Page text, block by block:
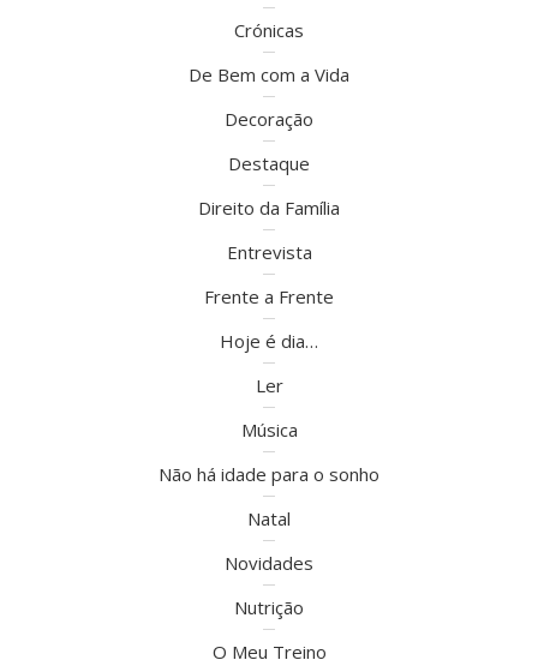
Crónicas
De Bem com a Vida
Decoração
Destaque
Direito da Família
Entrevista
Frente a Frente
Hoje é dia…
Ler
Música
Não há idade para o sonho
Natal
Novidades
Nutrição
O Meu Treino